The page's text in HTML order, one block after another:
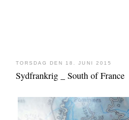
TORSDAG DEN 18. JUNI 2015
Sydfrankrig _ South of France